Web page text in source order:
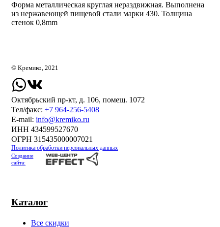
Форма металлическая круглая нераздвижная. Выполнена
из нержавеющей пищевой стали марки 430. Толщина
стенок 0,8mm
Каталог
Все скидки
© Кремико, 2021
Октябрьский пр-кт, д. 106, помещ. 1072
Тел/факс: +7 964-256-5408
Е-mail: info@kremiko.ru
ИНН 434599527670
ОГРН 315435000007021
Политика обработки персональных данных
Создание
сайта: